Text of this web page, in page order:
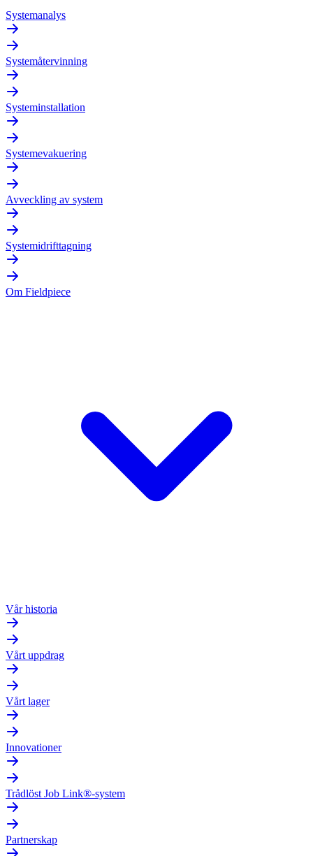
Systemanalys
Systemåtervinning
Systeminstallation
Systemevakuering
Avveckling av system
Systemidrifttagning
Om Fieldpiece
Vår historia
Vårt uppdrag
Vårt lager
Innovationer
Trådlöst Job Link®-system
Partnerskap